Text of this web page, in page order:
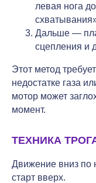
левая нога
Дальше —
сцепления и
Этот метод
недостатке газа
мотор может
момент.
ТЕХНИКА
Движение вниз по
старт вверх.